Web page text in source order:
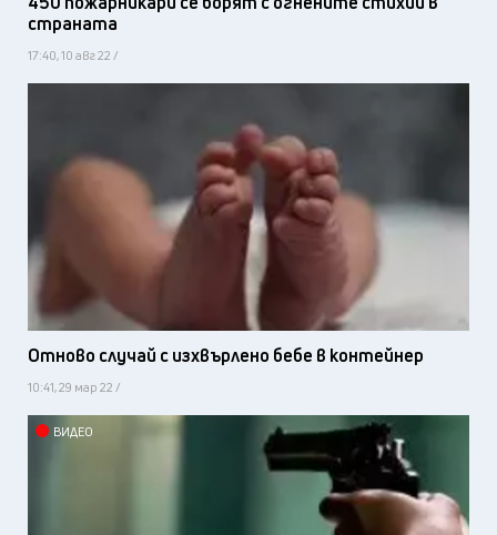
страната
17:40, 10 авг 22 /
Отново случай с изхвърлено бебе в контейнер
10:41, 29 мар 22 /
ВИДЕО